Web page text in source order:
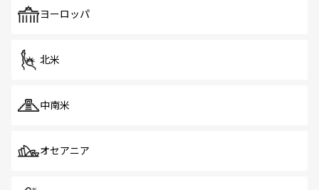
で、ホーカーズは地元の風情を楽しめる外せないスポット
ヨーロッパ
北米
中南米
オセアニア